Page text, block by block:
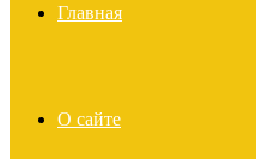
Главная
О сайте